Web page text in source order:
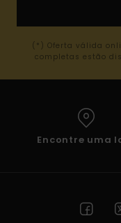
(*) Oferta válida
completas estão
Encontre uma